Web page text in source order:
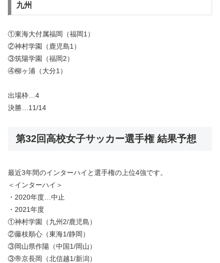
九州
①東海大付属福岡（福岡1）
②神村学園（鹿児島1）
③筑陽学園（福岡2）
④柳ヶ浦（大分1）
出場枠…4
決勝…11/14
第32回高校女子サッカー選手権 結果予想
最近3年間のインターハイと選手権の上位4強です。
＜インターハイ＞
・2020年度…中止
・2021年度
①神村学園（九州2/鹿児島）
②藤枝順心（東海1/静岡）
③岡山県作陽（中国1/岡山）
③帝京長岡（北信越1/新潟）